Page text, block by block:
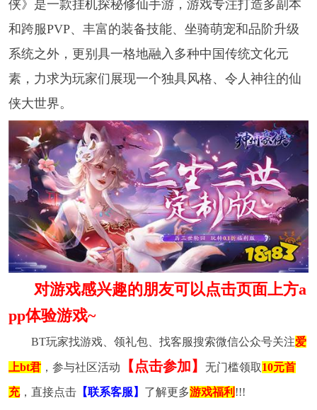
侠》是一款挂机探秘修仙手游，游戏专注打造多副本
和跨服PVP、丰富的装备技能、坐骑萌宠和品阶升级
系统之外，更别具一格地融入多种中国传统文化元
素，力求为玩家们展现一个独具风格、令人神往的仙
侠大世界。
对游戏感兴趣的朋友可以点击页面上方a
pp体验游戏~
BT玩家找游戏、领礼包、找客服搜索微信公众号关注爱
上bt君，参与社区活动 【点击参加】 无门槛领取10元首
充，直接点击【联系客服】 了解更多游戏福利 !!!